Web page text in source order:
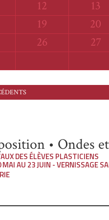
Mercredi
12 Jeudi
13
Mercredi
19 Jeudi
20
Mercredi
26 Jeudi
27
• Ondes
DES ÉLÈVES PLASTICIENS
MAI AU 23 JUIN - VERNISSAGE